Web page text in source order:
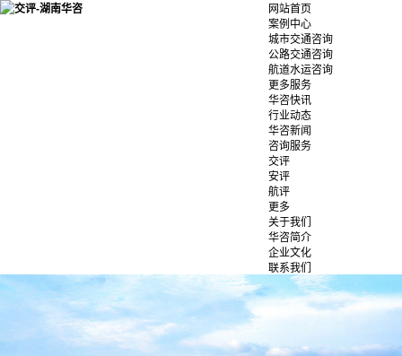
网站首页
案例中心
城市交通咨询
公路交通咨询
航道水运咨询
更多服务
华咨快讯
行业动态
华咨新闻
咨询服务
交评
安评
航评
更多
关于我们
华咨简介
企业文化
联系我们